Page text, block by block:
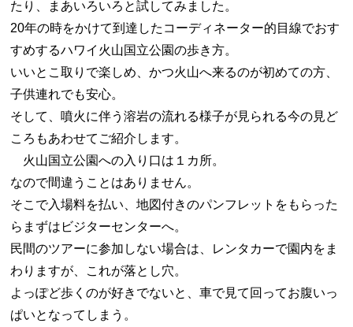
たり、まあいろいろと試してみました。
20年の時をかけて到達したコーディネーター的目線でおす
すめするハワイ火山国立公園の歩き方。
いいとこ取りで楽しめ、かつ火山へ来るのが初めての方、
子供連れでも安心。
そして、噴火に伴う溶岩の流れる様子が見られる今の見ど
ころもあわせてご紹介します。
火山国立公園への入り口は１カ所。
なので間違うことはありません。
そこで入場料を払い、地図付きのパンフレットをもらった
らまずはビジターセンターへ。
民間のツアーに参加しない場合は、レンタカーで園内をま
わりますが、これが落とし穴。
よっぽど歩くのが好きでないと、車で見て回ってお腹いっ
ぱいとなってしまう。